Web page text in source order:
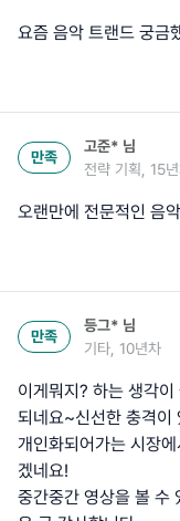
요즘 음악 트랜드 궁금
만족
고준* 님
전략 기획, 15
오랜만에 전문적인 음
만족
등그* 님
기타, 10년차
이게뭐지? 하는 생각
되네요~신선한 충격이
개인화되어가는 시장
겠네요!
중간중간 영상을 볼 수